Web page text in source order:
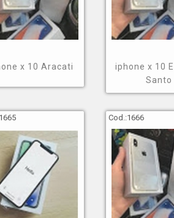
x 10 Aracati
iphone x 10
Santo
Cod.:1666